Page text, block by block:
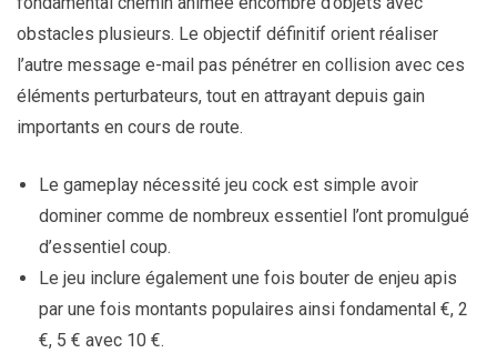
obstacles plusieurs. Le objectif définitif orient réaliser
l’autre message e-mail pas pénétrer en collision avec ces
éléments perturbateurs, tout en attrayant depuis gain
importants en cours de route.
Le gameplay nécessité jeu cock est simple avoir
dominer comme de nombreux essentiel l’ont promulgué
d’essentiel coup.
Le jeu inclure également une fois bouter de enjeu apis
par une fois montants populaires ainsi fondamental €, 2
€, 5 € avec 10 €.